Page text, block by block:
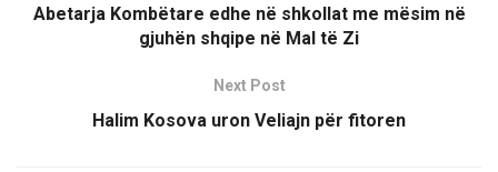
Abetarja Kombëtare edhe në shkollat me mësim në
gjuhën shqipe në Mal të Zi
Next Post
Halim Kosova uron Veliajn për fitoren